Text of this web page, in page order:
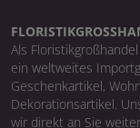
Als
ein weltweites
Geschenkartikel,
Dekorationsartikel.
wir direkt an Sie